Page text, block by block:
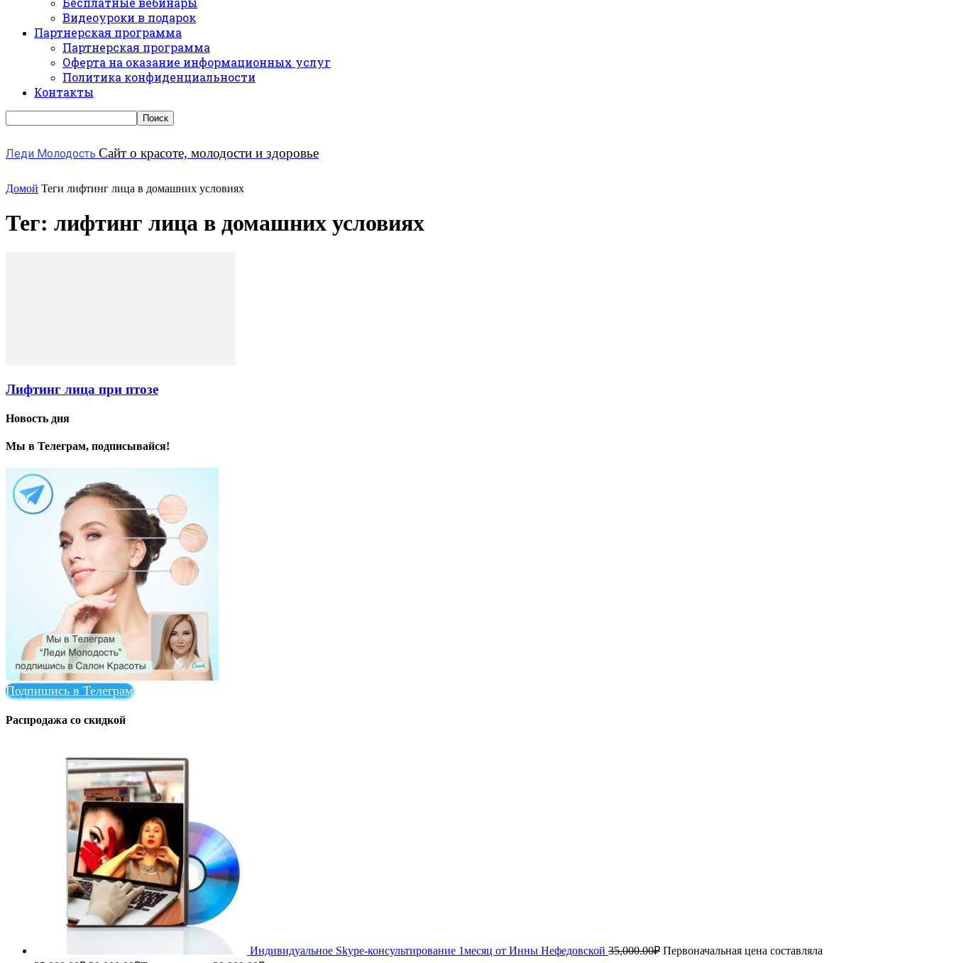
Видеоуроки в подарок
Партнерская программа
Партнерская программа
Оферта на оказание информационных услуг
Политика конфиденциальности
Контакты
Леди Молодость Сайт о красоте, молодости и здоровье
Домой Теги лифтинг лица в домашних условиях
Тег: лифтинг лица в домашних условиях
Лифтинг лица при птозе
Новость дня
Мы в Телеграм, подписывайся!
Подпишись в Телеграм
Распродажа со скидкой
Индивидуальное Skype-консультирование 1месяц от Инны Нефедовской 35,000.00₽ Первоначальная цена составляла